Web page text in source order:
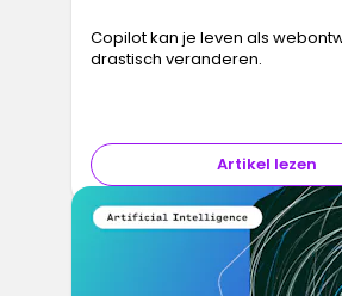
Copilot kan je leven als
drastisch veranderen.
Artikel lezen